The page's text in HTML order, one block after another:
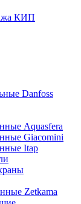
КИП
Danfoss
Aquasfera
Giacomini
Itap
Zetkama